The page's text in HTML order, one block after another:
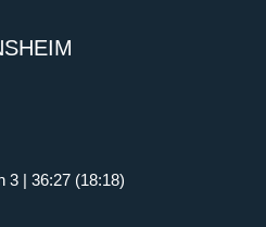
3 | 36:27 (18:18)